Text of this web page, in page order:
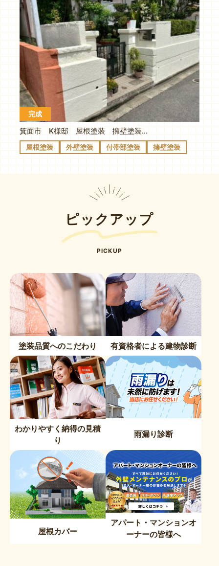
完成
箕面市 K様邸 屋根塗装 擁壁塗装 板金門扉塗装
屋根塗装 外壁塗装 付帯部塗装 擁壁塗装
ピックアップ
PICKUP
塗装品質へのこだわり 有資格者による建物診断
わかりやすく納得の見積
り
雨漏り診断
屋根カバー
アパート・マンションオ
ーナーの皆様へ